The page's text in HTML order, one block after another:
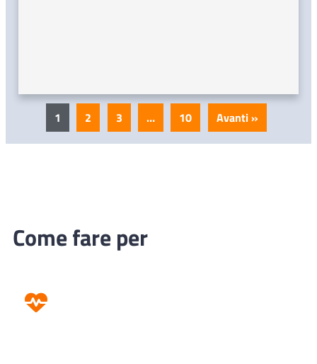
1 2 3 … 10 Avanti »
Come fare per